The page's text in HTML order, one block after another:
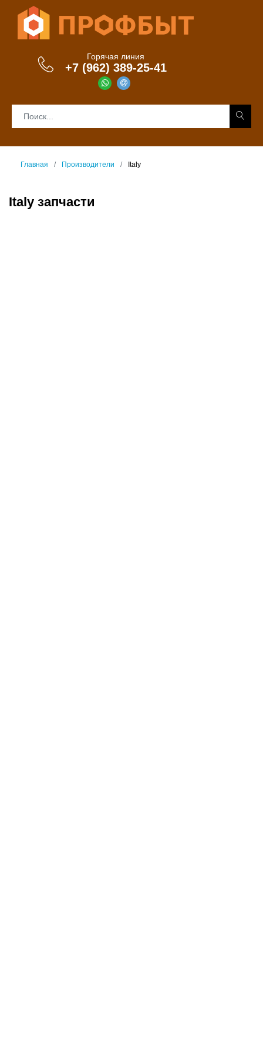
Горячая линия
+7 (962) 389-25-41
Главная Производители Italy
Italy запчасти